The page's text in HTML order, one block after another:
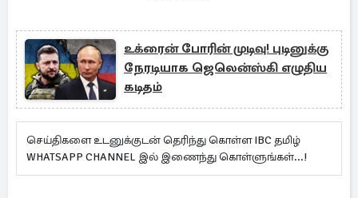
உக்ரைன் போரின் முடிவு! புடினுக்கு
நேரடியாக ஜெலென்ஸ்கி எழுதிய
கடிதம்
செய்திகளை உடனுக்குடன் தெரிந்து கொள்ள IBC தமிழ்
WHATSAPP CHANNEL இல் இணைந்து கொள்ளுங்கள்...!